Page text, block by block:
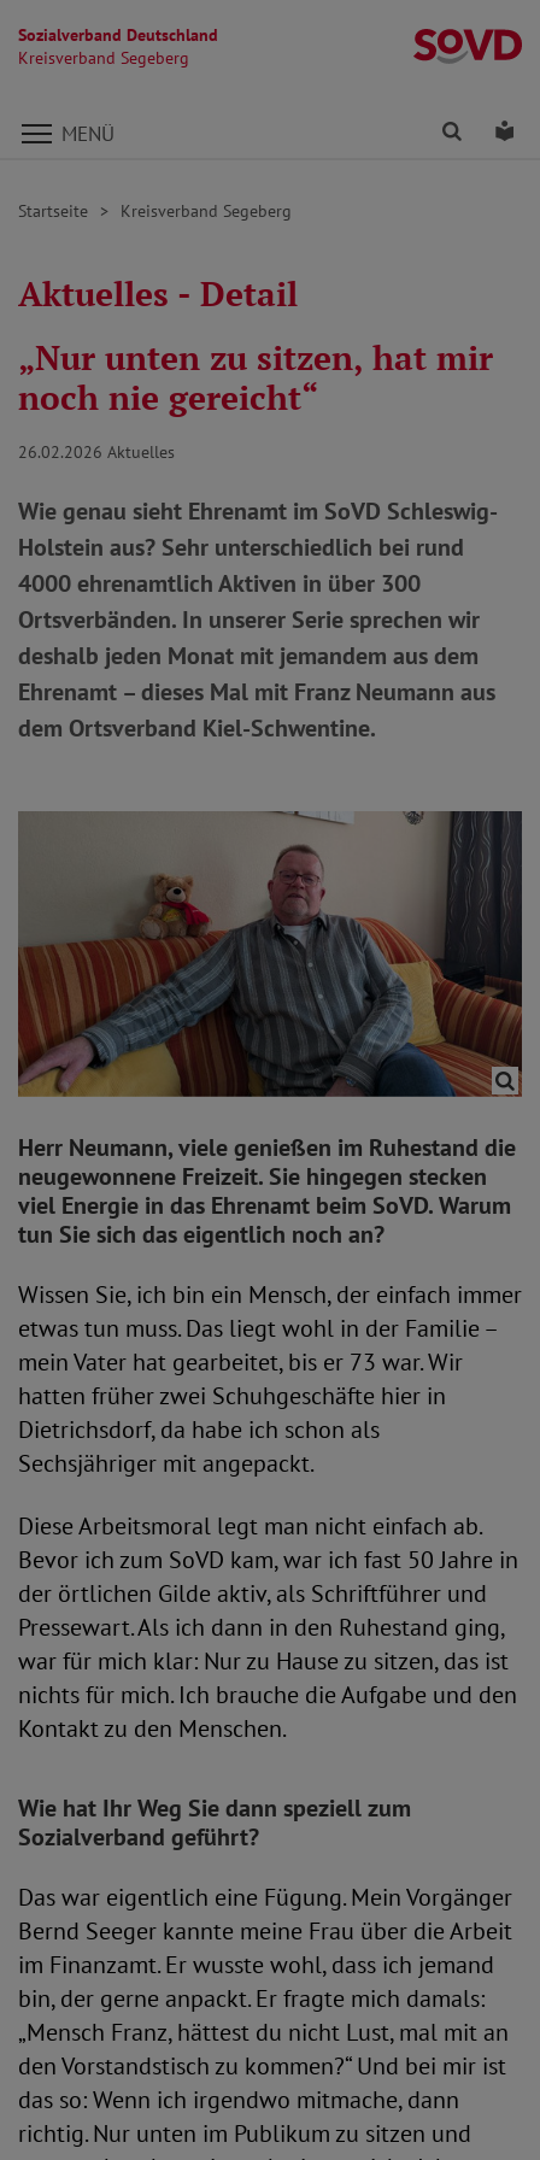
Sozialverband Deutschland
Kreisverband Segeberg
Direkt zu den Inhalten springen
MENÜ Finden
Startseite Kreisverband Segeberg
Aktuelles - Detail
„Nur unten zu sitzen, hat mir
noch nie gereicht“
26.02.2026 Aktuelles
Wie genau sieht Ehrenamt im SoVD Schleswig-
Holstein aus? Sehr unterschiedlich bei rund
4000 ehrenamtlich Aktiven in über 300
Ortsverbänden. In unserer Serie sprechen wir
deshalb jeden Monat mit jemandem aus dem
Ehrenamt – dieses Mal mit Franz Neumann aus
dem Ortsverband Kiel-Schwentine.
Herr Neumann, viele genießen im Ruhestand die
neugewonnene Freizeit. Sie hingegen stecken
viel Energie in das Ehrenamt beim SoVD. Warum
tun Sie sich das eigentlich noch an?
Wissen Sie, ich bin ein Mensch, der einfach immer
etwas tun muss. Das liegt wohl in der Familie –
mein Vater hat gearbeitet, bis er 73 war. Wir
hatten früher zwei Schuhgeschäfte hier in
Dietrichsdorf, da habe ich schon als
Sechsjähriger mit angepackt.
Diese Arbeitsmoral legt man nicht einfach ab.
Bevor ich zum SoVD kam, war ich fast 50 Jahre in
der örtlichen Gilde aktiv, als Schriftführer und
Pressewart. Als ich dann in den Ruhestand ging,
war für mich klar: Nur zu Hause zu sitzen, das ist
nichts für mich. Ich brauche die Aufgabe und den
Kontakt zu den Menschen.
Wie hat Ihr Weg Sie dann speziell zum
Sozialverband geführt?
Das war eigentlich eine Fügung. Mein Vorgänger
Bernd Seeger kannte meine Frau über die Arbeit
im Finanzamt. Er wusste wohl, dass ich jemand
bin, der gerne anpackt. Er fragte mich damals:
„Mensch Franz, hättest du nicht Lust, mal mit an
den Vorstandstisch zu kommen?“ Und bei mir ist
das so: Wenn ich irgendwo mitmache, dann
richtig. Nur unten im Publikum zu sitzen und